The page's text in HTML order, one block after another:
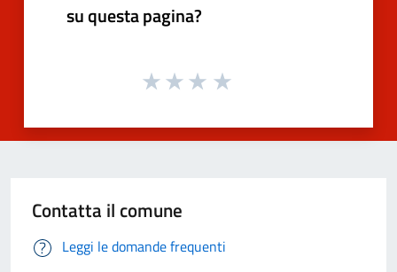
su questa pagina?
Contatta il comune
Leggi le domande frequenti